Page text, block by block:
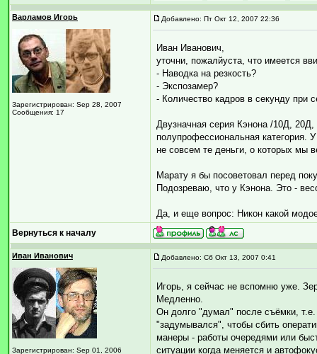
Варламов Игорь
Зарегистрирован: Sep 28, 2007
Сообщения: 17
Добавлено: Пт Окт 12, 2007 22:36
Иван Иванович,
уточни, пожалйуста, что имеется
- Наводка на резкость?
- Экспозамер?
- Количество кадров в секунду при
Двузначная серия Кэнона /10Д,
полупрофессиональная категория.
не совсем те деньги, о которых мы
Марату я бы посоветовал перед
Подозреваю, что у Кэнона. Это -
Да, и еще вопрос: Никон какой
Вернуться к началу
Иван Иванович
Зарегистрирован: Sep 01, 2006
Добавлено: Сб Окт 13, 2007 0:41
Игорь, я сейчас не вспомню уже.
Медленно.
Он долго "думал" после съёмки, т.е.
"задумывался", чтобы сбить
манеры - работы очередями или
ситуации когда меняется и